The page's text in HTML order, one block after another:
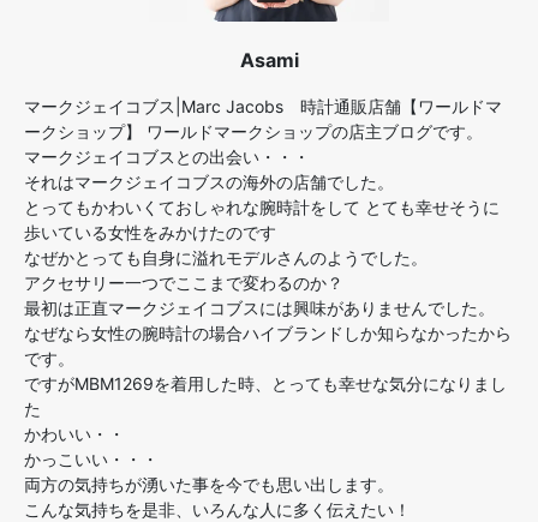
Asami
マークジェイコブス|Marc Jacobs 時計通販店舗【ワールドマ
ークショップ】 ワールドマークショップの店主ブログです。
マークジェイコブスとの出会い・・・
それはマークジェイコブスの海外の店舗でした。
とってもかわいくておしゃれな腕時計をして とても幸せそうに
歩いている女性をみかけたのです
なぜかとっても自身に溢れモデルさんのようでした。
アクセサリー一つでここまで変わるのか？
最初は正直マークジェイコブスには興味がありませんでした。
なぜなら女性の腕時計の場合ハイブランドしか知らなかったから
です。
ですがMBM1269を着用した時、とっても幸せな気分になりまし
た
かわいい・・
かっこいい・・・
両方の気持ちが湧いた事を今でも思い出します。
こんな気持ちを是非、いろんな人に多く伝えたい！